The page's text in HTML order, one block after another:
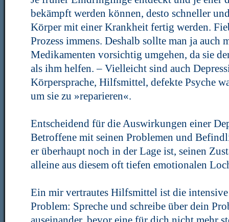
bekämpft werden können, desto schneller
Körper mit einer Krankheit fertig werden.
Prozess immens. Deshalb sollte man ja auch
Medikamenten vorsichtig umgehen, da sie
als ihm helfen. – Vielleicht sind auch
Körpersprache, Hilfsmittel, defekte Psyche
um sie zu »reparieren«.
Entscheidend für die Auswirkungen einer
Betroffene mit seinen Problemen und
er überhaupt noch in der Lage ist, seinen
alleine aus diesem oft tiefen emotionalen
Ein mir vertrautes Hilfsmittel ist die
Problem: Spreche und schreibe über dein